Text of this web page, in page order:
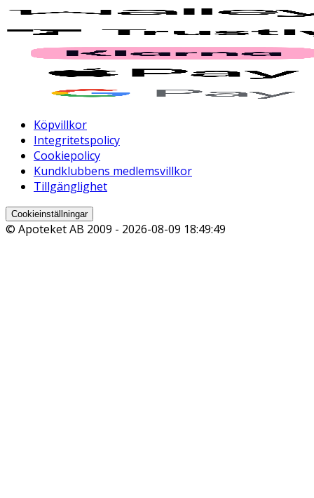
Köpvillkor
Integritetspolicy
Cookiepolicy
Kundklubbens medlemsvillkor
Tillgänglighet
Cookieinställningar
© Apoteket AB 2009 - 2026-08-09 18:49:49